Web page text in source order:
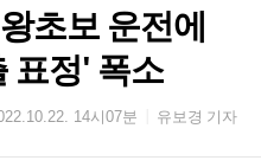
초보 운전에
표정' 폭소
14시07분 유보경 기자